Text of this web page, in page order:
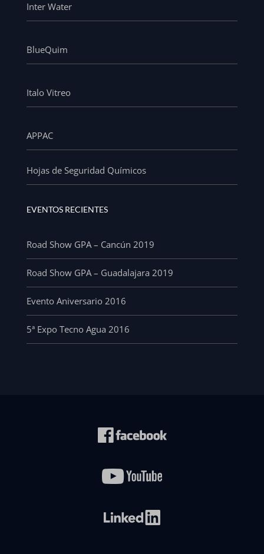
Inter Water
BlueQuim
Italo Vitreo
APPAC
Hojas de Seguridad Químicos
EVENTOS RECIENTES
Road Show GPA – Cancún 2019
Road Show GPA – Guadalajara 2019
Evento Aniversario 2016
5ª Expo Tecno Agua 2016